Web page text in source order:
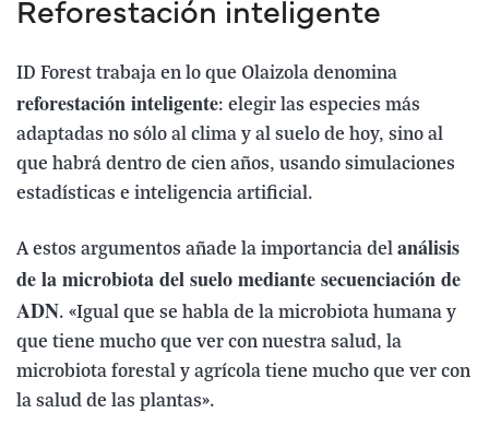
Reforestación inteligente
ID Forest trabaja en lo que Olaizola denomina
reforestación inteligente: elegir las especies más
adaptadas no sólo al clima y al suelo de hoy, sino al
que habrá dentro de cien años, usando simulaciones
estadísticas e inteligencia artificial.
A estos argumentos añade la importancia del análisis
de la microbiota del suelo mediante secuenciación de
ADN. «Igual que se habla de la microbiota humana y
que tiene mucho que ver con nuestra salud, la
microbiota forestal y agrícola tiene mucho que ver con
la salud de las plantas».